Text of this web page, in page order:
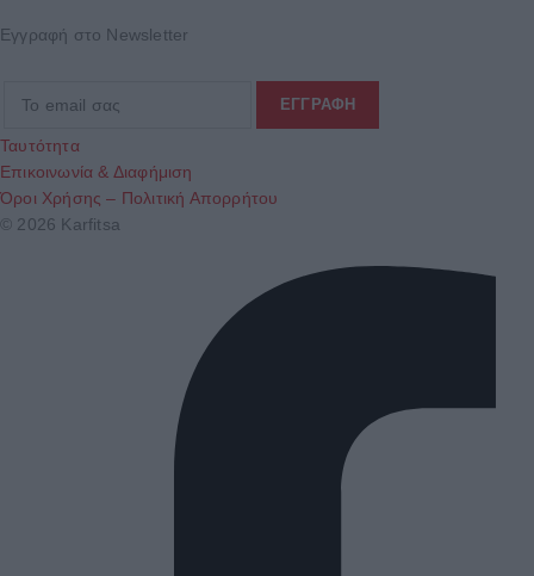
Εγγραφή στο Newsletter
Ταυτότητα
Επικοινωνία & Διαφήμιση
Όροι Χρήσης – Πολιτική Απορρήτου
© 2026 Karfitsa